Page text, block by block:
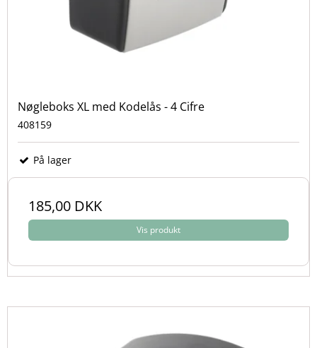
Nøgleboks XL med Kodelås - 4 Cifre
408159
På lager
185,00 DKK
Vis produkt